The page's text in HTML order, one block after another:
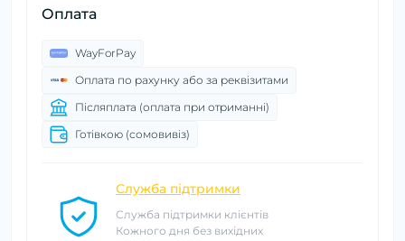
Оплата
WayForPay
Оплата по рахунку або за реквізитами
Післяплата (оплата при отриманні)
Готівкою (сомовивіз)
Служба підтримки
Служба підтримки клієнтів
Кожного дня без вихідних